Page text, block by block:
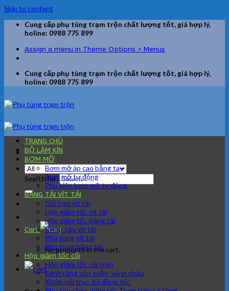
Skip to content
Cung cấp phụ tùng trạm trộn chất lượng tốt, giá hợp lý,
holine: 0988 775 899
Assign a menu in Theme Options > Menus
Cung cấp phụ tùng trạm trộn chất lượng tốt, giá hợp lý,
holine: 0988 775 899
Search for:
Cart
No products in the cart.
TRANG CHỦ
BỘ LÀM KÍN
BƠM MỠ
Bơm mỡ áp cao bằng tay
Bơm mỡ tự động
Phụ kiện bơm mỡ tự động
BĂNG TẢI VÍT TẢI
Gối treo vít tải
Hộp giảm tốc vít tải
Hộp giảm tốc băng tải
Khớp cầu vít tải
Phụ tùng vít tải
Phụ tùng băng tải
Hộp giảm tốc cối
Hộp giảm tốc cối trộn
Bánh răng côn xoắn, vành chậu
Khớp nối trục, bộ đồng tốc